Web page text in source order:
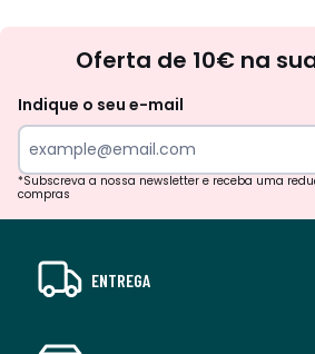
Oferta de 10€ na
Indique o seu e-mail
*Subscreva a nossa newsletter e receba uma
compras
ENTREGA